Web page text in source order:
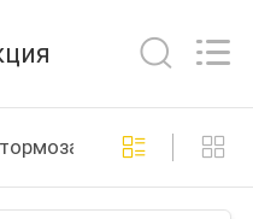
42